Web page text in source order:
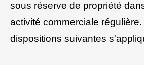
sous réserve de propriété
activité commerciale
dispositions suivantes